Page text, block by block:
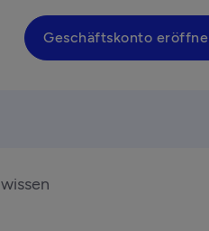
Geschäftskonto